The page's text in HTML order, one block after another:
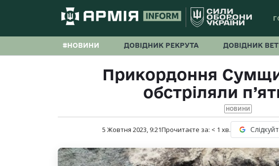
#НОВИНИ ДОВІДНИК РЕКРУТА ДОВІДНИК
Прикордоння
обстріляли
НОВИНИ
5 Жовтня 2023, 9:21Прочитаєте за: < 1 хв.